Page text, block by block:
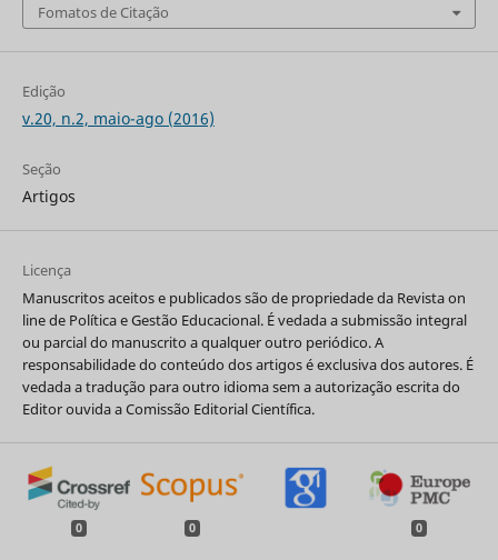
Fomatos de Citação
Edição
v.20, n.2, maio-ago (2016)
Seção
Artigos
Licença
Manuscritos aceitos e publicados são de propriedade da Revista on
line de Política e Gestão Educacional. É vedada a submissão integral
ou parcial do manuscrito a qualquer outro periódico. A
responsabilidade do conteúdo dos artigos é exclusiva dos autores. É
vedada a tradução para outro idioma sem a autorização escrita do
Editor ouvida a Comissão Editorial Científica.
0 0 0